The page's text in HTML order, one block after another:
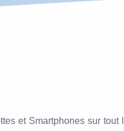
et Smartphones sur